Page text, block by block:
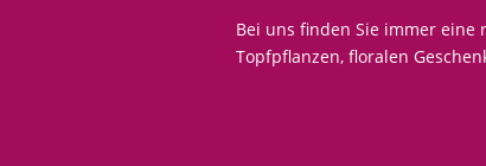
Bei uns finden Sie immer eine
Topfpflanzen, floralen